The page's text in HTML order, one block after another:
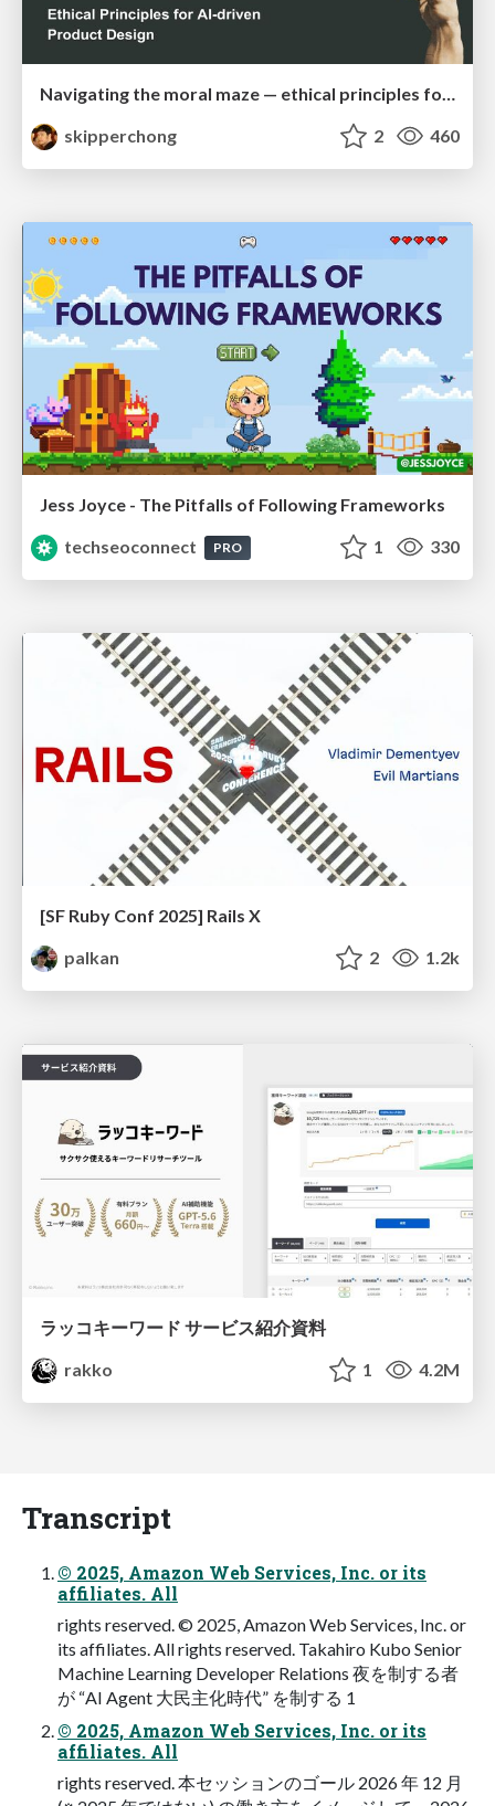
skipperchong
2 460
Jess Joyce - The Pitfalls of Following Frameworks
techseoconnect
PRO 1 330
[SF Ruby Conf 2025] Rails X
palkan
2 1.2k
ラッコキーワード サービス紹介資料
rakko
1 4.2M
Transcript
© 2025, Amazon Web Services, Inc. or its
affiliates. All
rights reserved. © 2025, Amazon Web Services, Inc. or
its affiliates. All rights reserved. Takahiro Kubo Senior
Machine Learning Developer Relations 夜を制する者
が “AI Agent 大民主化時代” を制する 1
© 2025, Amazon Web Services, Inc. or its
affiliates. All
rights reserved. 本セッションのゴール 2026 年 12 月